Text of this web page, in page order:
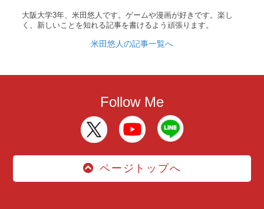
大阪大学3年、米田悠人です。ゲームや漫画が好きです。楽し
く、新しいことを知れる記事を書けるよう頑張ります。
米田悠人の記事一覧へ
Follow Me
ページトップへ